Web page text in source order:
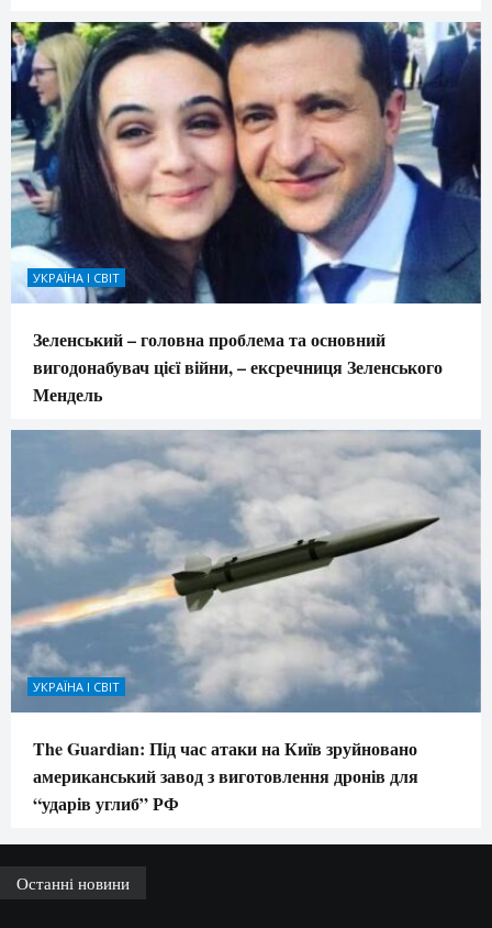
УКРАЇНА І СВІТ
Зеленський – головна проблема та основний
вигодонабувач цієї війни, – ексречниця Зеленського
Мендель
УКРАЇНА І СВІТ
The Guardian: Під час атаки на Київ зруйновано
американський завод з виготовлення дронів для
“ударів углиб” РФ
Останні новини